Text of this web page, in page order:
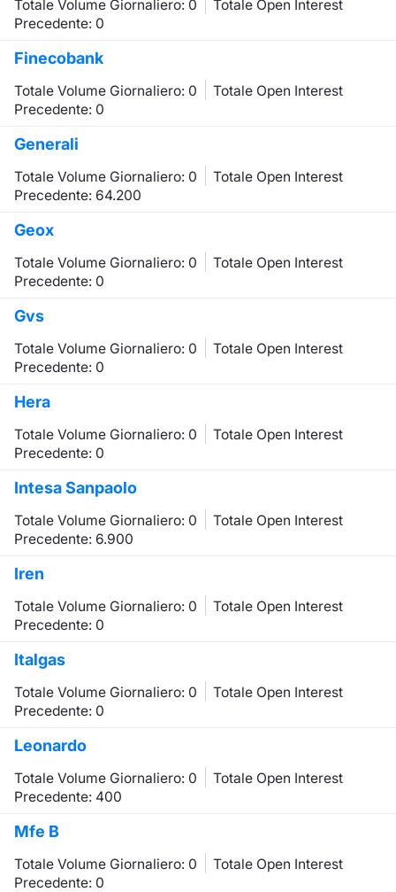
Totale Volume Giornaliero: 0
Totale Open Interest
Precedente: 0
Finecobank
Totale Volume Giornaliero: 0
Totale Open Interest
Precedente: 0
Generali
Totale Volume Giornaliero: 0
Totale Open Interest
Precedente: 64.200
Geox
Totale Volume Giornaliero: 0
Totale Open Interest
Precedente: 0
Gvs
Totale Volume Giornaliero: 0
Totale Open Interest
Precedente: 0
Hera
Totale Volume Giornaliero: 0
Totale Open Interest
Precedente: 0
Intesa Sanpaolo
Totale Volume Giornaliero: 0
Totale Open Interest
Precedente: 6.900
Iren
Totale Volume Giornaliero: 0
Totale Open Interest
Precedente: 0
Italgas
Totale Volume Giornaliero: 0
Totale Open Interest
Precedente: 0
Leonardo
Totale Volume Giornaliero: 0
Totale Open Interest
Precedente: 400
Mfe B
Totale Volume Giornaliero: 0
Totale Open Interest
Precedente: 0